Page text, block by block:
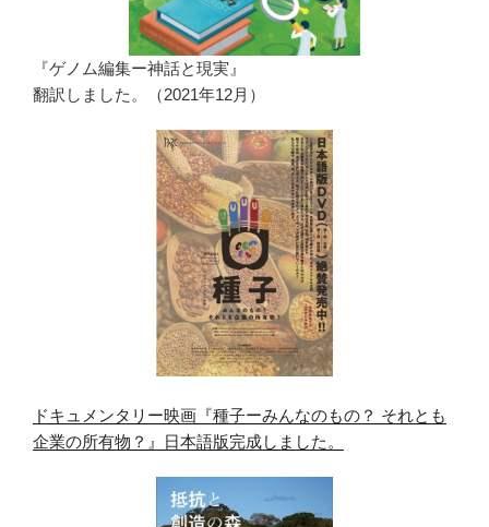
『ゲノム編集ー神話と現実』
翻訳しました。（2021年12月）
ドキュメンタリー映画『種子ーみんなのもの？ それとも
企業の所有物？』日本語版完成しました。